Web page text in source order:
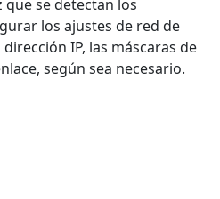
se detectan los
los ajustes de red de
IP, las máscaras de
según sea necesario.